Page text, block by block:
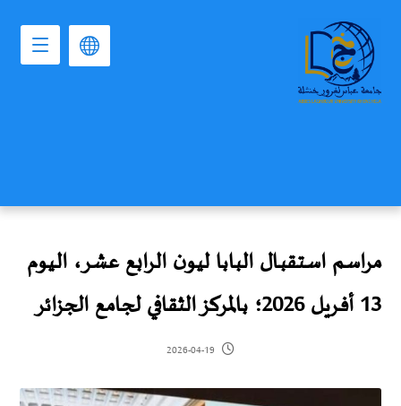
مراسـم اسـتـقبـال البابا ليون الرابع عشر، الـيوم
13 أفـريل 2026؛ بالمركز الثقافي لجامع الجزائر
2026-04-19